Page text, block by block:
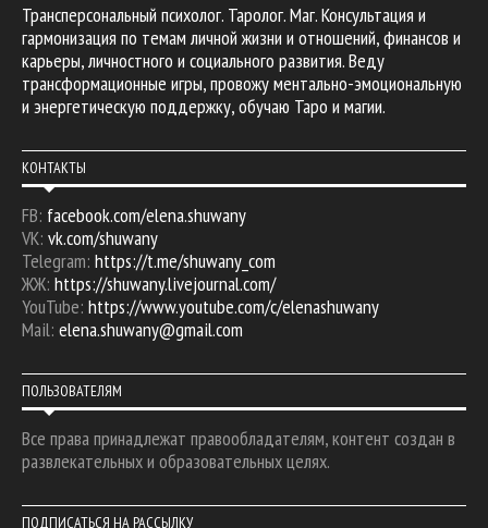
Трансперсональный психолог. Таролог. Маг. Консультация и
гармонизация по темам личной жизни и отношений, финансов и
карьеры, личностного и социального развития. Веду
трансформационные игры, провожу ментально-эмоциональную
и энергетическую поддержку, обучаю Таро и магии.
КОНТАКТЫ
FB: facebook.com/elena.shuwany
VK: vk.com/shuwany
Telegram: https://t.me/shuwany_com
ЖЖ: https://shuwany.livejournal.com/
YouTube: https://www.youtube.com/c/elenashuwany
Mail: elena.shuwany@gmail.com
ПОЛЬЗОВАТЕЛЯМ
Все права принадлежат правообладателям, контент создан в
развлекательных и образовательных целях.
ПОДПИСАТЬСЯ НА РАССЫЛКУ